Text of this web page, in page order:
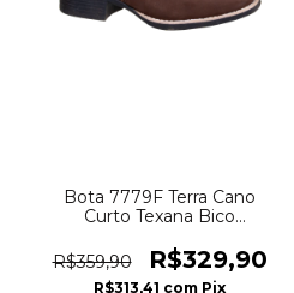
Bota 7779F Terra Cano
Curto Texana Bico
R$359,90
R$329,90
R$313,41 com Pix